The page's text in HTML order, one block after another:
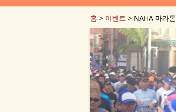
홈 > 이벤트 > NAHA 마라톤